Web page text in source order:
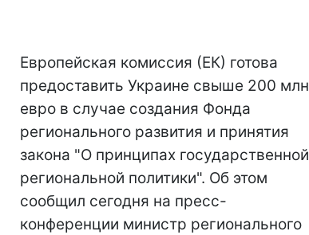
Европейская комиссия (ЕК) готова
предоставить Украине свыше 200 млн
евро в случае создания Фонда
регионального развития и принятия
закона "О принципах государственной
региональной политики". Об этом
сообщил сегодня на пресс-
конференции министр регионального